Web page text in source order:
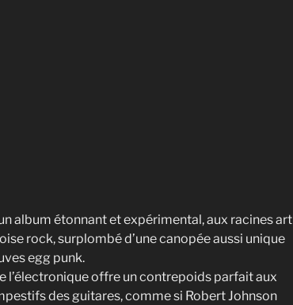
album étonnant et expérimental, aux racines art
rock, surplombé d’une canopée aussi unique
egg punk.
l’électronique offre un contrepoids parfait aux
des guitares, comme si Robert Johnson